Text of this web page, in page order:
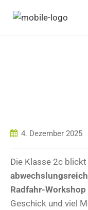
4. Dezember 2025
Die Klasse 2c
Radfahr-Workshop
Geschick und viel